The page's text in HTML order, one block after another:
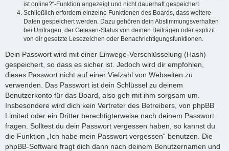
ist online?“-Funktion angezeigt und nicht dauerhaft gespeichert.
Schließlich erfordern einzelne Funktionen des Boards, dass weitere
Daten gespeichert werden. Dazu gehören dein Abstimmungsverhalten
bei Umfragen, der Gelesen-Status von deinen Beiträgen oder explizit
von dir gesetzte Lesezeichen oder Benachrichtigungsfunktionen.
Dein Passwort wird mit einer Einwege-Verschlüsselung (Hash)
gespeichert, so dass es sicher ist. Jedoch wird dir empfohlen,
dieses Passwort nicht auf einer Vielzahl von Webseiten zu
verwenden. Das Passwort ist dein Schlüssel zu deinem
Benutzerkonto für das Board, also geh mit ihm sorgsam um.
Insbesondere wird dich kein Vertreter des Betreibers, von phpBB
Limited oder ein Dritter berechtigterweise nach deinem Passwort
fragen. Solltest du dein Passwort vergessen haben, so kannst du
die Funktion „Ich habe mein Passwort vergessen“ benutzen. Die
phpBB-Software fragt dich dann nach deinem Benutzernamen und